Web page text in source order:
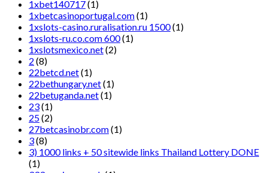
1xbet140717(1)
1xbetcasinoportugal.com(1)
1xslots-casino.ruralisation.ru 1500(1)
1xslots-ru.co.com 600(1)
1xslotsmexico.net(2)
2 (8)
22betcd.net(1)
22bethungary.net(1)
22betuganda.net(1)
23(1)
25(2)
27betcasinobr.com(1)
3(8)
3) 1000 links + 50 sitewide links Thailand Lottery DONE
(1)